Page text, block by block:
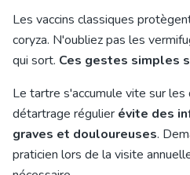
Les vaccins classiques
coryza. N'oubliez pas les
qui sort. Ces gestes simples
Le tartre s'accumule vite sur
détartrage régulier évite des
graves et douloureuses.
praticien lors de la visite